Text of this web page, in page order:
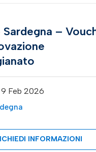
Sardegna –
9 Feb 2026
INFORMAZIONI